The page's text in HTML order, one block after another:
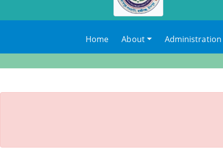
Home(current)
About Administration